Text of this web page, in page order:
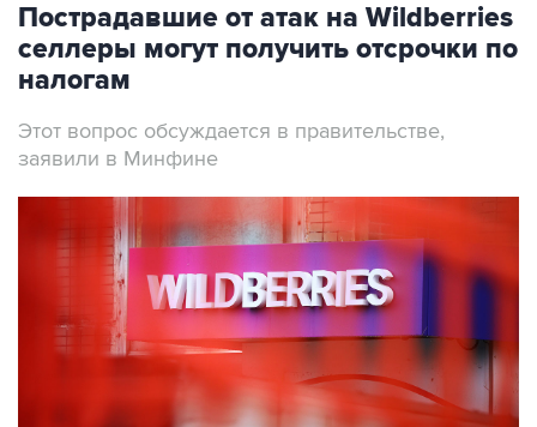
Пострадавшие от атак на Wildberries
селлеры могут получить отсрочки по
налогам
Этот вопрос обсуждается в правительстве,
заявили в Минфине